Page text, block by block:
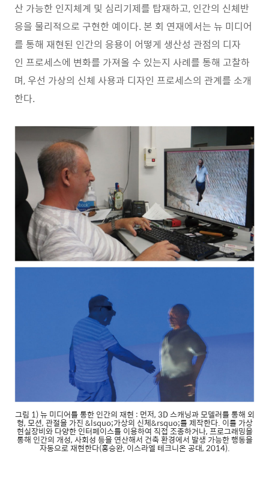
산 가능한 인지체계 및 심리기제를 탑재하고, 인간의 신체반
응을 물리적으로 구현한 예이다. 본 회 연재에서는 뉴 미디어
를 통해 재현된 인간의 응용이 어떻게 생산성 관점의 디자
인 프로세스에 변화를 가져올 수 있는지 사례를 통해 고찰하
며, 우선 가상의 신체 사용과 디자인 프로세스의 관계를 소개
한다.
그림 1) 뉴 미디어를 통한 인간의 재현 : 먼저, 3D 스캐닝과 모델러를 통해 외
형, 모션, 관절을 가진 &lsquo;가상의 신체&rsquo;를 제작한다. 이를 가상
현실장비와 다양한 인터페이스를 이용하여 직접 조종하거나, 프로그래밍을
통해 인간의 개성, 사회성 등을 연산해서 건축 환경에서 발생 가능한 행동을
자동으로 재현한다(홍승완, 이스라엘 테크니온 공대, 2014).